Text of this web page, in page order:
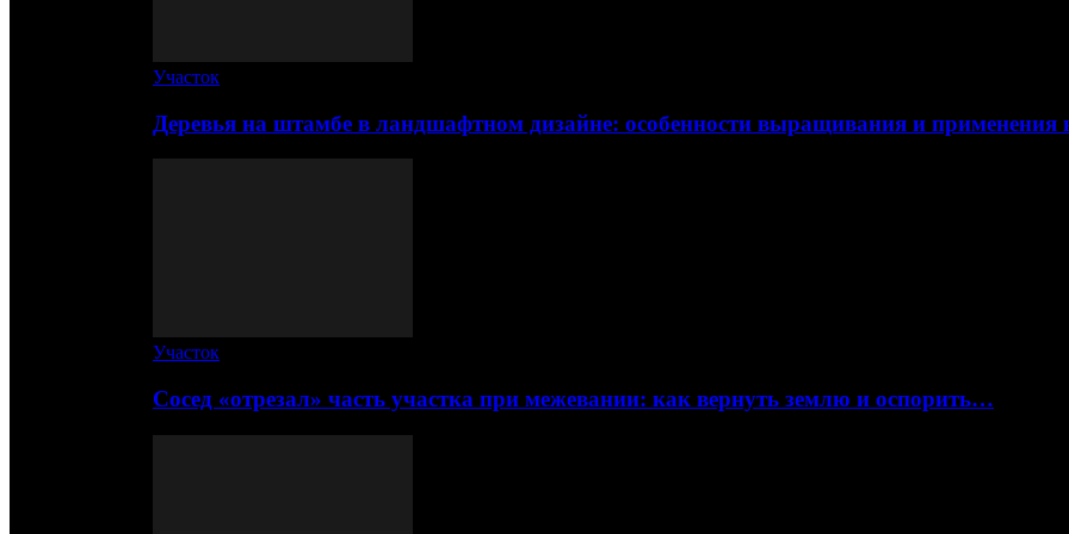
Участок
Деревья на штамбе в ландшафтном дизайне: особенности выращивания и
Участок
Сосед «отрезал» часть участка при межевании: как вернуть землю и оспорить…